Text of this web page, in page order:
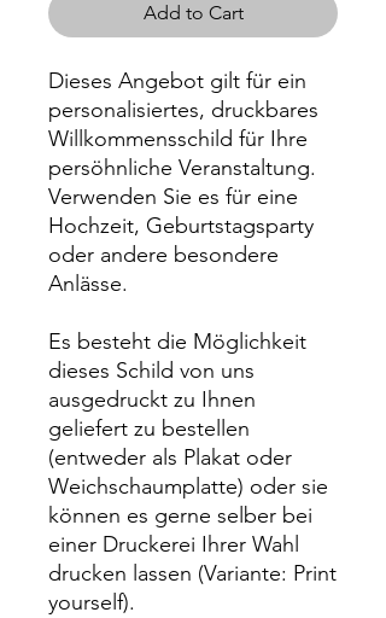
Add to Cart
Dieses Angebot gilt für ein
personalisiertes, druckbares
Willkommensschild für Ihre
persöhnliche Veranstaltung.
Verwenden Sie es für eine
Hochzeit, Geburtstagsparty
oder andere besondere
Anlässe.
Es besteht die Möglichkeit
dieses Schild von uns
ausgedruckt zu Ihnen
geliefert zu bestellen
(entweder als Plakat oder
Weichschaumplatte) oder sie
können es gerne selber bei
einer Druckerei Ihrer Wahl
drucken lassen (Variante: Print
yourself).